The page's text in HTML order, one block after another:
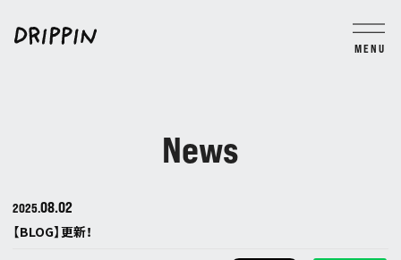
MENU
News
2025.08.02
【BLOG】更新！